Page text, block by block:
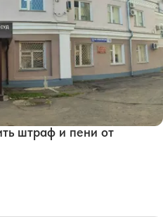
штраф и пени от